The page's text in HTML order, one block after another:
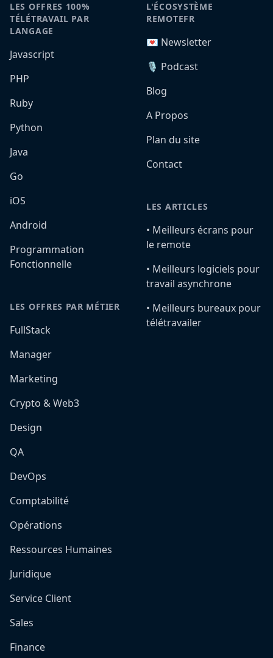
LES OFFRES 100%
TÉLÉTRAVAIL PAR
LANGAGE
Javascript
PHP
Ruby
Python
Java
Go
iOS
Android
Programmation
Fonctionnelle
LES OFFRES PAR MÉTIER
FullStack
Manager
Marketing
Crypto & Web3
Design
QA
DevOps
Comptabilité
Opérations
Ressources Humaines
Juridique
Service Client
Sales
Finance
L'ÉCOSYSTÈME
REMOTEFR
💌 Newsletter
🎙️ Podcast
Blog
A Propos
Plan du site
Contact
LES ARTICLES
•️ Meilleurs écrans pour
le remote
•️ Meilleurs logiciels pour
travail asynchrone
•️ Meilleurs bureaux pour
télétravailer